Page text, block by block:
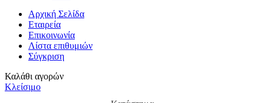
Αρχική Σελίδα
Εταιρεία
Επικοινωνία
Λίστα επιθυμιών
Σύγκριση
Καλάθι αγορών
Κλείσιμο